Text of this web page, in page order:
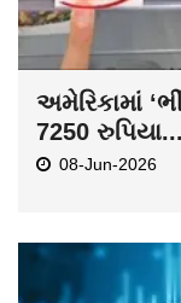
અમેરિકામાં
7250 રુપિયા...
08-Jun-2026